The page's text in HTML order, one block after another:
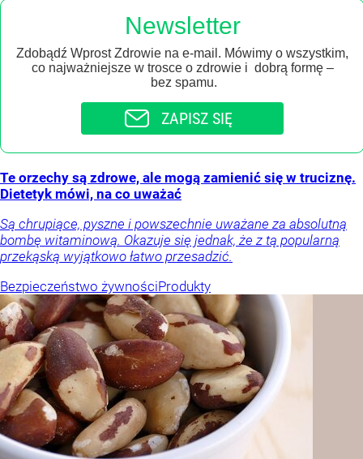
Newsletter
Zdobądź Wprost Zdrowie na e-mail. Mówimy o wszystkim,
co najważniejsze w trosce o zdrowie i dobrą formę –
bez spamu.
ZAPISZ SIĘ
Te orzechy są zdrowe, ale mogą zamienić się w truciznę.
Dietetyk mówi, na co uważać
Są chrupiące, pyszne i powszechnie uważane za absolutną
bombę witaminową. Okazuje się jednak, że z tą popularną
przekąską wyjątkowo łatwo przesadzić.
Bezpieczeństwo żywnościProdukty